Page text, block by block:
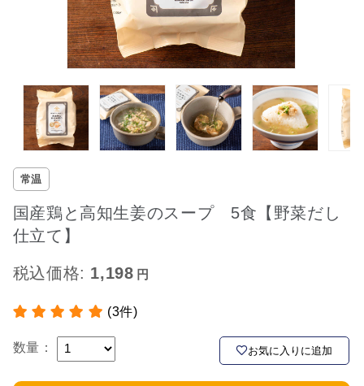
常温
国産鶏と高知生姜のスープ 5食【野菜だし
仕立て】
税込価格: 1,198
(3件)
数量： お気に入りに追加